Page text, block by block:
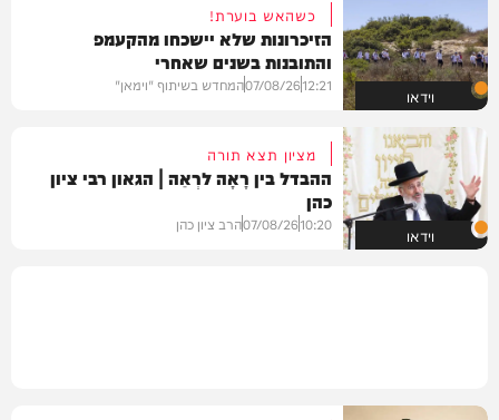
וידאו
כשהאש בוערת!
הזיכרונות שלא יישכחו מהקעמפ
והתובנות בשנים שאחרי
12:21
07/08/26המחדש בשיתוף "וימאן"
וידאו
מציון תצא תורה
ההבדל בין רָאָה לרְאֵה | הגאון רבי ציון
כהן
10:20
07/08/26הרב ציון כהן